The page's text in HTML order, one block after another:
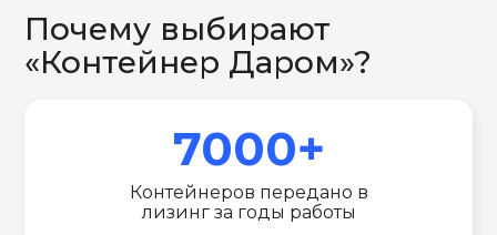
Почему выбирают
«Контейнер Даром»?
7000+
Контейнеров передано в
лизинг за годы работы